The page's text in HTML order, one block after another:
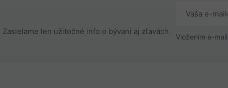
len užitočné info o bývaní aj zľavách.
Vložením e-